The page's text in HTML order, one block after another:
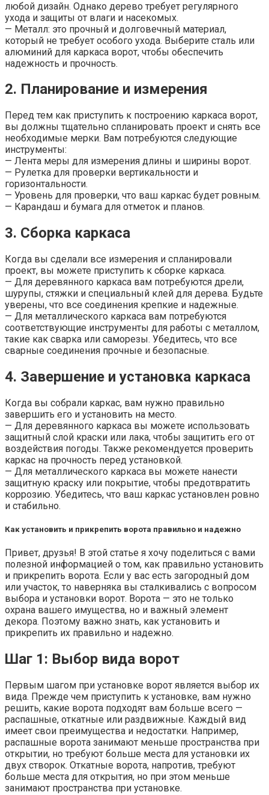
любой дизайн. Однако дерево требует регулярного
ухода и защиты от влаги и насекомых.
— Металл: это прочный и долговечный материал,
который не требует особого ухода. Выберите сталь или
алюминий для каркаса ворот, чтобы обеспечить
надежность и прочность.
2. Планирование и измерения
Перед тем как приступить к построению каркаса ворот,
вы должны тщательно спланировать проект и снять все
необходимые мерки. Вам потребуются следующие
инструменты:
— Лента меры для измерения длины и ширины ворот.
— Рулетка для проверки вертикальности и
горизонтальности.
— Уровень для проверки, что ваш каркас будет ровным.
— Карандаш и бумага для отметок и планов.
3. Сборка каркаса
Когда вы сделали все измерения и спланировали
проект, вы можете приступить к сборке каркаса.
— Для деревянного каркаса вам потребуются дрели,
шурупы, стяжки и специальный клей для дерева. Будьте
уверены, что все соединения крепкие и надежные.
— Для металлического каркаса вам потребуются
соответствующие инструменты для работы с металлом,
такие как сварка или саморезы. Убедитесь, что все
сварные соединения прочные и безопасные.
4. Завершение и установка каркаса
Когда вы собрали каркас, вам нужно правильно
завершить его и установить на место.
— Для деревянного каркаса вы можете использовать
защитный слой краски или лака, чтобы защитить его от
воздействия погоды. Также рекомендуется проверить
каркас на прочность перед установкой.
— Для металлического каркаса вы можете нанести
защитную краску или покрытие, чтобы предотвратить
коррозию. Убедитесь, что ваш каркас установлен ровно
и стабильно.
Как установить и прикрепить ворота правильно и надежно
Привет, друзья! В этой статье я хочу поделиться с вами
полезной информацией о том, как правильно установить
и прикрепить ворота. Если у вас есть загородный дом
или участок, то наверняка вы сталкивались с вопросом
выбора и установки ворот. Ворота — это не только
охрана вашего имущества, но и важный элемент
декора. Поэтому важно знать, как установить и
прикрепить их правильно и надежно.
Шаг 1: Выбор вида ворот
Первым шагом при установке ворот является выбор их
вида. Прежде чем приступить к установке, вам нужно
решить, какие ворота подходят вам больше всего —
распашные, откатные или раздвижные. Каждый вид
имеет свои преимущества и недостатки. Например,
распашные ворота занимают меньше пространства при
открытии, но требуют больше места для установки их
двух створок. Откатные ворота, напротив, требуют
больше места для открытия, но при этом меньше
занимают пространства при установке.